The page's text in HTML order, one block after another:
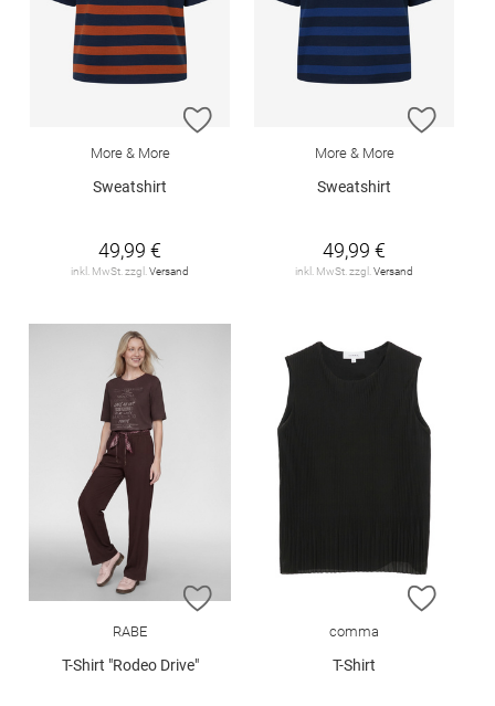
ZUR WUNSCHLISTE HINZUFÜGEN
More & More
Sweatshirt
49,99 €
inkl. MwSt. zzgl. Versand
ZUR
More & More
Sweatshirt
49,99 €
inkl. MwSt. zzgl. Versand
ZUR WUNSCHLISTE HINZUFÜGEN
RABE
T-Shirt "Rodeo Drive"
ZUR
comma
T-Shirt